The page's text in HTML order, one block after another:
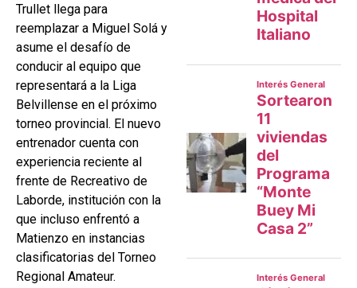
Trullet llega para
reemplazar a Miguel Solá y
asume el desafío de
conducir al equipo que
representará a la Liga
Belvillense en el próximo
torneo provincial. El nuevo
entrenador cuenta con
experiencia reciente al
frente de Recreativo de
Laborde, institución con la
que incluso enfrentó a
Matienzo en instancias
clasificatorias del Torneo
Regional Amateur.